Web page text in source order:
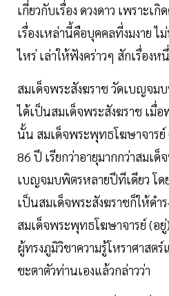
เกี่ยวกับเรื่อง ดวงดาว เพราะเ
เรื่องเหล่านี้คือบุคคลที่งมงาย ไ
ไหร่ เล่าให้ฟังคร่าวๆ สักเรื่องห
สมเด็จพระสังฆราช วัดเบญจ
ได้เป็นสมเด็จพระสังฆราช เมื่
นั้น สมเด็จพระพุทธโฆษาจารย์
86 ปี เรียกว่าอายุมากกว่าสมเด็
เบญจมบพิตรหลายปีทีเดียว โด
เป็นสมเด็จพระสังฆราชก็ให้ด
สมเด็จพระพุทธโฆษาจารย์ (อยู่
ผู้ทรงภูมิวิชาความรู้โหราศาสต
ชะตาตัวท่านเองแล้วกล่าวว่า